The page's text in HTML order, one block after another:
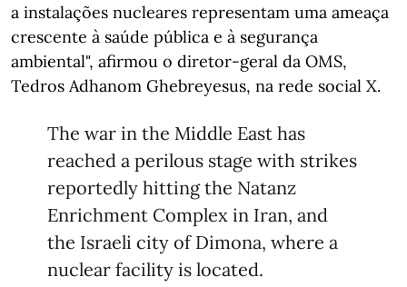
a instalações nucleares representam uma ameaça
crescente à saúde pública e à segurança
ambiental", afirmou o diretor-geral da OMS,
Tedros Adhanom Ghebreyesus, na rede social X.
The war in the Middle East has
reached a perilous stage with strikes
reportedly hitting the Natanz
Enrichment Complex in Iran, and
the Israeli city of Dimona, where a
nuclear facility is located.